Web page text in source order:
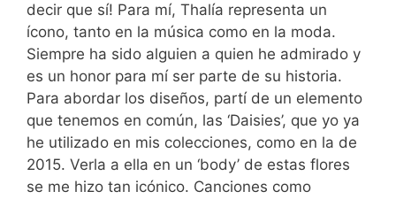
decir que sí! Para mí, Thalía representa un
ícono, tanto en la música como en la moda.
Siempre ha sido alguien a quien he admirado y
es un honor para mí ser parte de su historia.
Para abordar los diseños, partí de un elemento
que tenemos en común, las ‘Daisies’, que yo ya
he utilizado en mis colecciones, como en la de
2015. Verla a ella en un ‘body’ de estas flores
se me hizo tan icónico. Canciones como